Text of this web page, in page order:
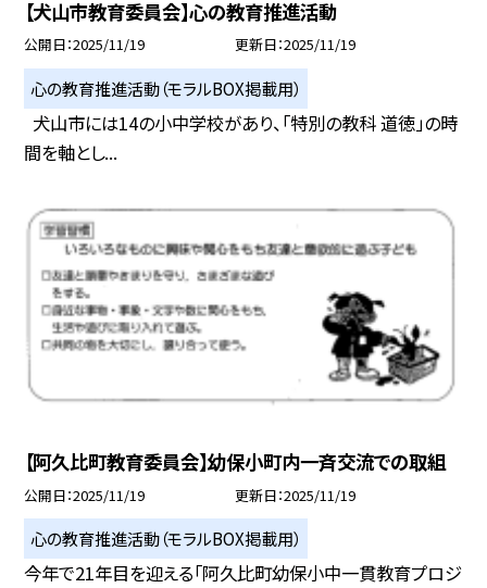
【犬山市教育委員会】心の教育推進活動
公開日 2025/11/19 更新日 2025/11/19
心の教育推進活動（モラルBOX掲載用）
犬山市には14の小中学校があり、「特別の教科 道徳」の時
間を軸とし...
【阿久比町教育委員会】幼保小町内一斉交流での取組
公開日 2025/11/19 更新日 2025/11/19
心の教育推進活動（モラルBOX掲載用）
今年で21年目を迎える「阿久比町幼保小中一貫教育プロジ